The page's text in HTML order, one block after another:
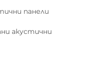
панели
акустични